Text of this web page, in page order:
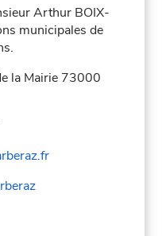
Arthur BOIX-
municipales de
la Mairie 73000